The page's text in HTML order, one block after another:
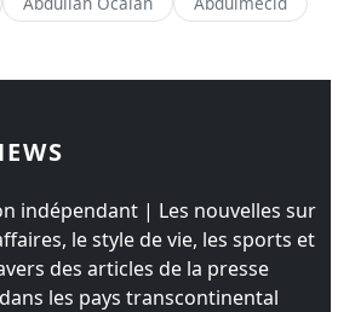
indépendant | Les nouvelles sur
le style de vie, les sports et
des articles de la presse
les pays transcontinental